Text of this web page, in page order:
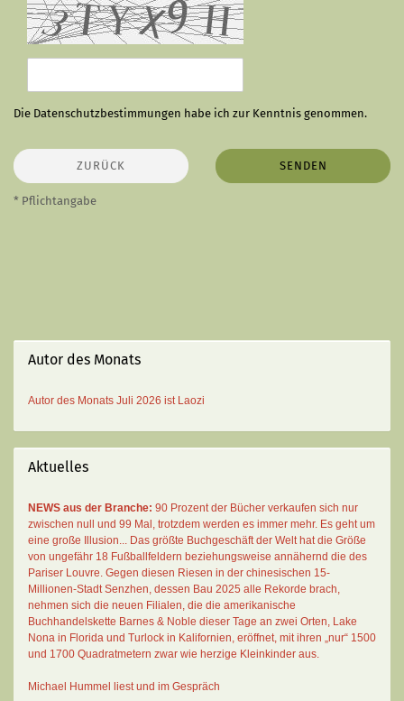
Die Datenschutzbestimmungen habe ich zur Kenntnis genommen.
ZURÜCK SENDEN
* Pflichtangabe
Autor des Monats
Autor des Monats Juli 2026 ist Laozi
Aktuelles
NEWS aus der Branche: 90 Prozent der Bücher verkaufen sich nur
zwischen null und 99 Mal , trotzdem werden es immer mehr. Es geht um
eine große Illusion... Das größte Buchgeschäft der Welt hat die Größe
von ungefähr 18 Fußballfeldern beziehungsweise annähernd die des
Pariser Louvre. Gegen diesen Riesen in der chinesischen 15-
Millionen-Stadt Senzhen, dessen Bau 2025 alle Rekorde brach,
nehmen sich die neuen Filialen, die die amerikanische
Buchhandelskette Barnes & Noble dieser Tage an zwei Orten, Lake
Nona in Florida und Turlock in Kalifornien, eröffnet, mit ihren „nur“ 1500
und 1700 Quadratmetern zwar wie herzige Kleinkinder aus.
Michael Hummel liest und im Gespräch